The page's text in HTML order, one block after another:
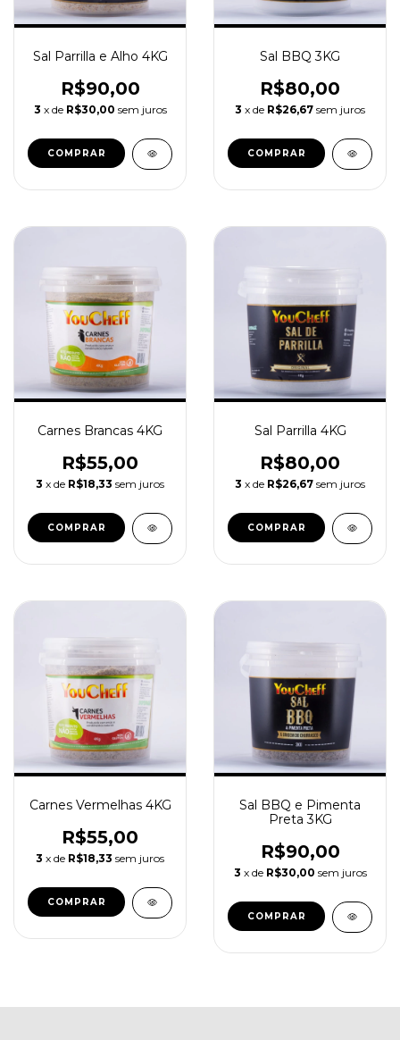
Sal Parrilla e Alho 4KG
R$90,00
3 x de R$30,00 sem juros
COMPRAR
Sal BBQ 3KG
R$80,00
3 x de R$26,67 sem juros
COMPRAR
Carnes Brancas 4KG
R$55,00
3 x de R$18,33 sem juros
COMPRAR
Sal Parrilla 4KG
R$80,00
3 x de R$26,67 sem juros
COMPRAR
Carnes Vermelhas 4KG
R$55,00
3 x de R$18,33 sem juros
COMPRAR
Sal BBQ e Pimenta
Preta 3KG
R$90,00
3 x de R$30,00 sem juros
COMPRAR